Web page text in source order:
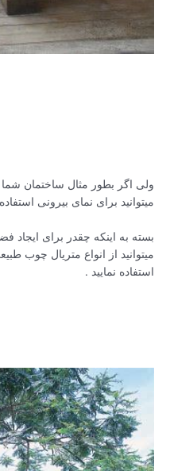
ولی اگر بطور مثال ساختمان
میتوانید برای نمای بیرونی استفاده
بسته به اینکه چقدر برای ایجاد
میتوانید از انواع متریال چوب
استفاده نمایید .